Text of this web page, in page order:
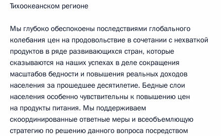
Тихоокеанском регионе
Мы глубоко обеспокоены последствиями глобального
колебания цен на продовольствие в сочетании с нехваткой
продуктов в ряде развивающихся стран, которые
сказываются на наших успехах в деле сокращения
масштабов бедности и повышения реальных доходов
населения за прошедшее десятилетие. Бедные слои
населения особенно чувствительны к повышению цен
на продукты питания. Мы поддерживаем
скоординированные ответные меры и всеобъемлющую
стратегию по решению данного вопроса посредством